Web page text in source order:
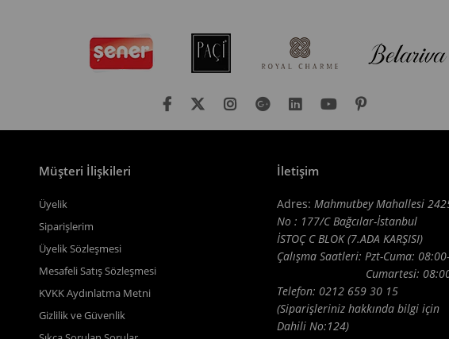
Müşteri İlişkileri
Üyelik
Siparişlerim
Üyelik Sözleşmesi
Mesafeli Satış Sözleşmesi
KVKK Aydınlatma Metni
Gizlilik ve Güvenlik
İletişim
Adres: Mahmutbey Mahallesi
No : 177/C Bağcılar-İstanbul
İSTOÇ C BLOK (7.ADA KARŞISI)
Çalışma Saatleri: Pzt-Cuma:
Cumartesi: 08:00-
Telefon: 0212 659 30 15
(Siparişleriniz hakkında bilgi için
Dahili No:124)